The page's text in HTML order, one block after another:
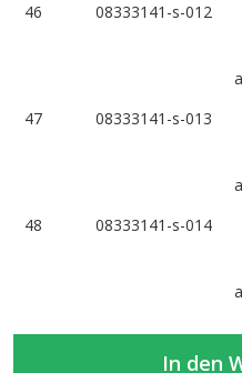
46
08333141-s-012
47
08333141-s-013
48
08333141-s-014
In den